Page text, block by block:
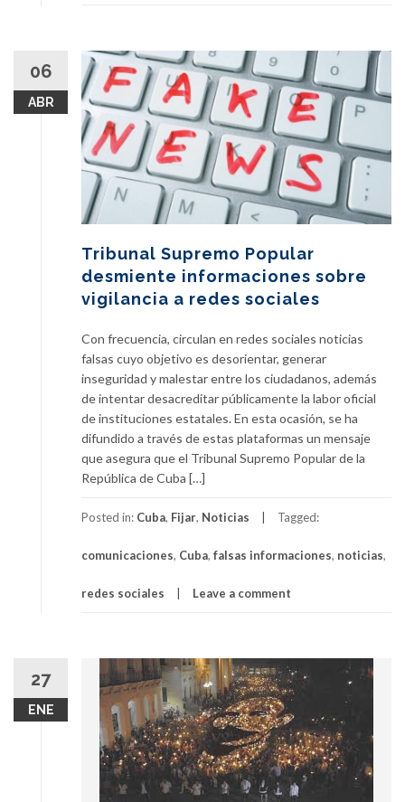
06
ABR
Tribunal Supremo Popular
desmiente informaciones sobre
vigilancia a redes sociales
Con frecuencia, circulan en redes sociales noticias
falsas cuyo objetivo es desorientar, generar
inseguridad y malestar entre los ciudadanos, además
de intentar desacreditar públicamente la labor oficial
de instituciones estatales. En esta ocasión, se ha
difundido a través de estas plataformas un mensaje
que asegura que el Tribunal Supremo Popular de la
República de Cuba […]
Posted in: Cuba, Fijar, Noticias Tagged:
comunicaciones, Cuba, falsas informaciones, noticias,
redes sociales Leave a comment
27
ENE